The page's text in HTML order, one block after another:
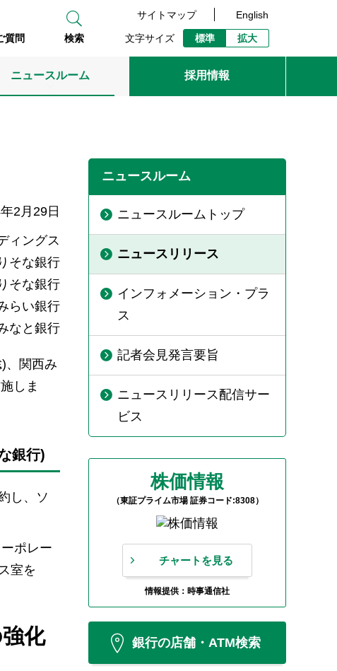
質問 検索
サイトマップ English
文字サイズ 標準 拡大
ニュースルーム 採用情報
2月29日
ィングス
そな銀行
そな銀行
らい銀行
なと銀行
、関西み
しま
銀行)
し、ソ
ポレー
室を
化
ニュースルーム
ニュースルームトップ
ニュースリリース
インフォメーション・プラ
ス
記者会見発言要旨
ニュースリリース配信サー
ビス
株価情報
（東証プライム市場 証券コード:8308）
チャートを見る
情報提供：時事通信社
銀行の店舗・ATM検索